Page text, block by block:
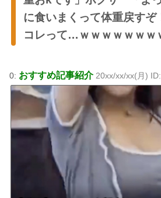
に食いまくって体重戻す
コレって…ｗｗｗｗｗｗｗ
0: おすすめ記事紹介20xx/xx/xx(月)